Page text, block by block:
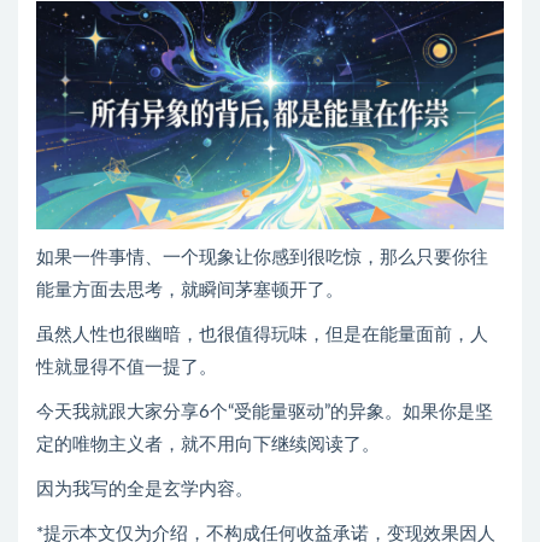
如果一件事情、一个现象让你感到很吃惊，那么只要你往
能量方面去思考，就瞬间茅塞顿开了。
虽然人性也很幽暗，也很值得玩味，但是在能量面前，人
性就显得不值一提了。
今天我就跟大家分享6个“受能量驱动”的异象。如果你是坚
定的唯物主义者，就不用向下继续阅读了。
因为我写的全是玄学内容。
*提示本文仅为介绍，不构成任何收益承诺，变现效果因人